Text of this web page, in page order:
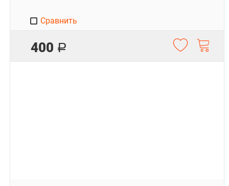
400 Р
Сравнить